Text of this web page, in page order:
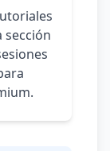
sección